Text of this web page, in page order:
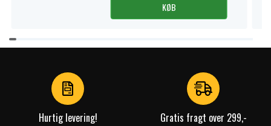
KØB
Item
1
Hurtig levering! Gratis fragt over 299,-